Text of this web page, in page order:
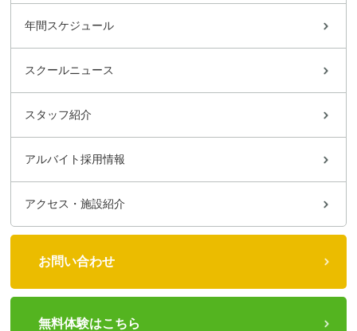
年間スケジュール
スクールニュース
スタッフ紹介
アルバイト採用情報
アクセス・施設紹介
お問い合わせ
無料体験はこちら